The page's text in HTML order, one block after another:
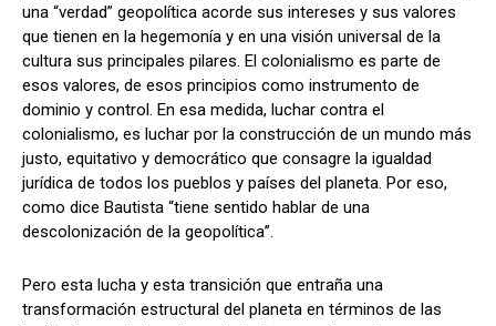
una “verdad” geopolítica acorde sus intereses y sus valores
que tienen en la hegemonía y en una visión universal de la
cultura sus principales pilares. El colonialismo es parte de
esos valores, de esos principios como instrumento de
dominio y control. En esa medida, luchar contra el
colonialismo, es luchar por la construcción de un mundo más
justo, equitativo y democrático que consagre la igualdad
jurídica de todos los pueblos y países del planeta. Por eso,
como dice Bautista “tiene sentido hablar de una
descolonización de la geopolítica”.
Pero esta lucha y esta transición que entraña una
transformación estructural del planeta en términos de las